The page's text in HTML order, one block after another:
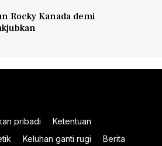
Rocky Kanada demi
pribadi
Ketentuan
Keluhan ganti rugi Berita